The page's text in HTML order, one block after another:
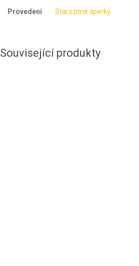
Provedení Starožitné šperky
Související produkty